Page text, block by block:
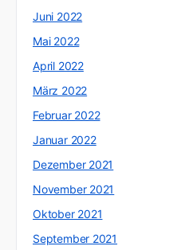
Juni 2022
Mai 2022
April 2022
März 2022
Februar 2022
Januar 2022
Dezember 2021
November 2021
Oktober 2021
September 2021